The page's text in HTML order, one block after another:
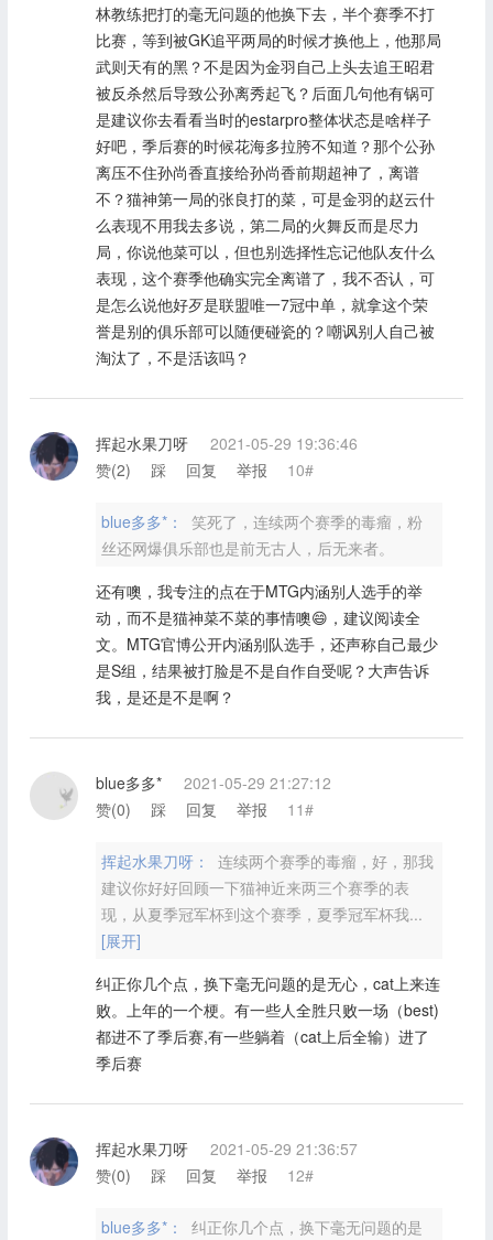
林教练把打的毫无问题的他换下去，半个赛季不打
比赛，等到被GK追平两局的时候才换他上，他那局
武则天有的黑？不是因为金羽自己上头去追王昭君
被反杀然后导致公孙离秀起飞？后面几句他有锅可
是建议你去看看当时的estarpro整体状态是啥样子
好吧，季后赛的时候花海多拉胯不知道？那个公孙
离压不住孙尚香直接给孙尚香前期超神了，离谱
不？猫神第一局的张良打的菜，可是金羽的赵云什
么表现不用我去多说，第二局的火舞反而是尽力
局，你说他菜可以，但也别选择性忘记他队友什么
表现，这个赛季他确实完全离谱了，我不否认，可
是怎么说他好歹是联盟唯一7冠中单，就拿这个荣
誉是别的俱乐部可以随便碰瓷的？嘲讽别人自己被
淘汰了，不是活该吗？
挥起水果刀呀
2021-05-29 19:36:46
赞(2) 踩 回复 举报 10#
blue多多*：
笑死了，连续两个赛季的毒瘤，粉
丝还网爆俱乐部也是前无古人，后无来者。
还有噢，我专注的点在于MTG内涵别人选手的举
动，而不是猫神菜不菜的事情噢😄，建议阅读全
文。MTG官博公开内涵别队选手，还声称自己最少
是S组，结果被打脸是不是自作自受呢？大声告诉
我，是还是不是啊？
blue多多*
2021-05-29 21:27:12
赞(0) 踩 回复 举报 11#
挥起水果刀呀：
连续两个赛季的毒瘤，好，那我
建议你好好回顾一下猫神近来两三个赛季的表
现，从夏季冠军杯到这个赛季，夏季冠军杯我...
[展开]
纠正你几个点，换下毫无问题的是无心，cat上来连
败。上年的一个梗。有一些人全胜只败一场（best)
都进不了季后赛,有一些躺着（cat上后全输）进了
季后赛
挥起水果刀呀
2021-05-29 21:36:57
赞(0) 踩 回复 举报 12#
blue多多*：
纠正你几个点，换下毫无问题的是